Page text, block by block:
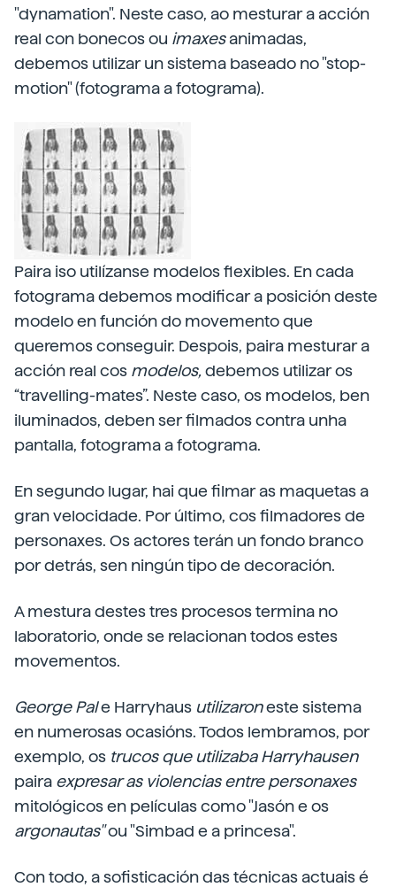
"dynamation". Neste caso, ao mesturar a acción
real con bonecos ou imaxesanimadas,
debemos utilizar un sistema baseado no "stop-
motion" (fotograma a fotograma).
Paira iso utilízanse modelos flexibles. En cada
fotograma debemos modificar a posición deste
modelo en función do movemento que
queremos conseguir. Despois, paira mesturar a
acción real cos modelos,debemos utilizar os
“travelling-mates”. Neste caso, os modelos, ben
iluminados, deben ser filmados contra unha
pantalla, fotograma a fotograma.
En segundo lugar, hai que filmar as maquetas a
gran velocidade. Por último, cos filmadores de
personaxes. Os actores terán un fondo branco
por detrás, sen ningún tipo de decoración.
A mestura destes tres procesos termina no
laboratorio, onde se relacionan todos estes
movementos.
George Pale Harryhaus utilizaroneste sistema
en numerosas ocasións. Todos lembramos, por
exemplo, os trucos que utilizaba Harryhausen
paira expresar as violencias entre personaxes
mitológicos en películas como "Jasón e os
argonautas"ou "Simbad e a princesa".
Con todo, a sofisticación das técnicas actuais é